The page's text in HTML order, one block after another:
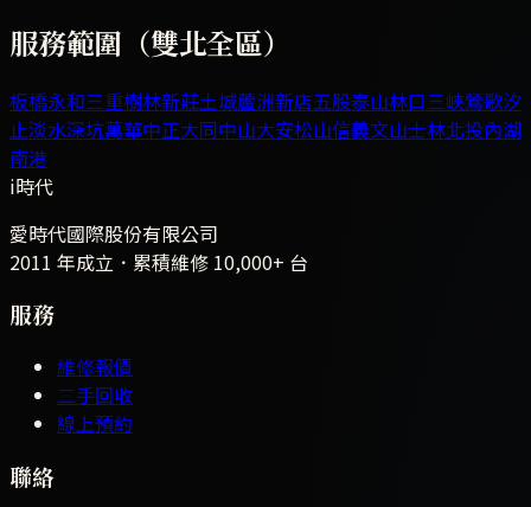
服務範圍（雙北全區）
板橋永和三重樹林新莊土城蘆洲新店五股泰山林口三峽鶯歌汐
止淡水深坑萬華中正大同中山大安松山信義文山士林北投內湖
南港
i時代
愛時代國際股份有限公司
2011 年成立．累積維修 10,000+ 台
服務
維修報價
二手回收
線上預約
聯絡